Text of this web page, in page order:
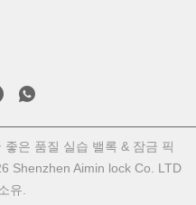
좋은 품질 실습 밸록 & 잠금 픽
Shenzhen Aimin lock Co. LTD
유.